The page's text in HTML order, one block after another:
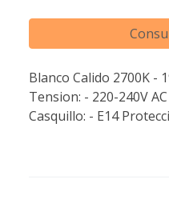
Blanco Calido 2700K -
Tension: - 220-240V
Casquillo: - E14